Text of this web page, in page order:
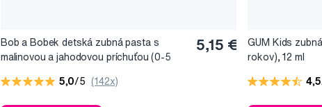
Bob a Bobek detská zubná pasta s
malinovou a jahodovou príchuťou (0-5
5,15 €
5,0/5 (142x)
GUM Kids
rokov), 12 ml
4,5